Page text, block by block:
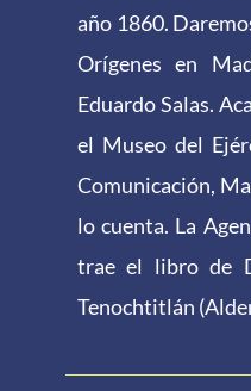
año 1860.
Orígenes en
Eduardo Salas.
el Museo del
Comunicación,
lo cuenta. La
trae el libro de
Tenochtitlán